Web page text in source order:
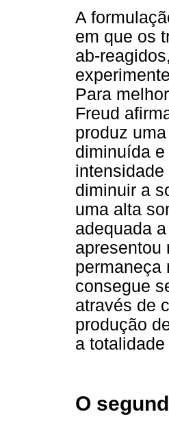
A
em que os
ab-
Para
Freud
produz
diminuída
diminuir a
uma alta
adequada
apresentou
permaneça
consegue
através de
produção
a totalidade
O